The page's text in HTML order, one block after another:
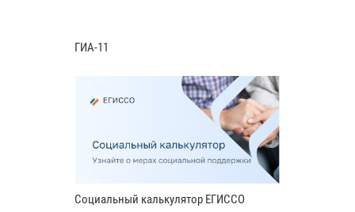
ГИА-11
Социальный калькулятор ЕГИССО